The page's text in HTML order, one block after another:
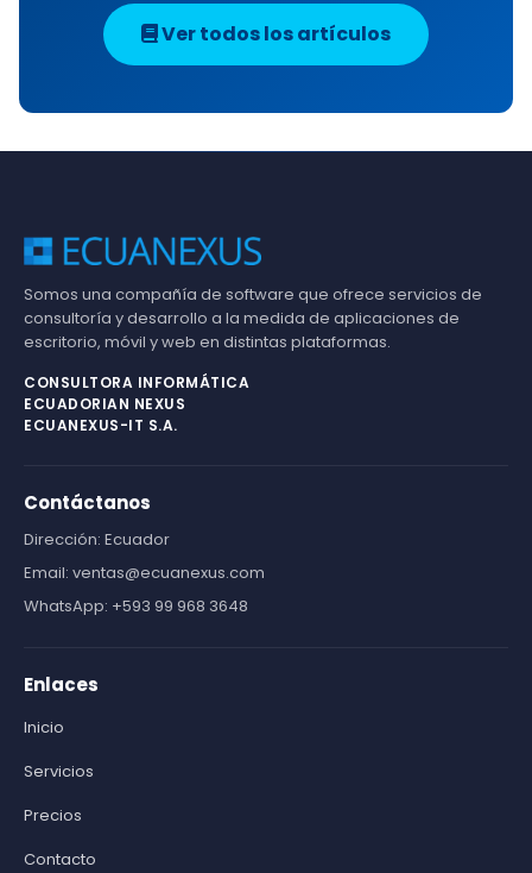
Ver todos los artículos
Somos una compañía de software que ofrece servicios de
consultoría y desarrollo a la medida de aplicaciones de
escritorio, móvil y web en distintas plataformas.
CONSULTORA INFORMÁTICA
ECUADORIAN NEXUS
ECUANEXUS-IT S.A.
Contáctanos
Dirección: Ecuador
Email: ventas@ecuanexus.com
WhatsApp: +593 99 968 3648
Enlaces
Inicio
Servicios
Precios
Contacto